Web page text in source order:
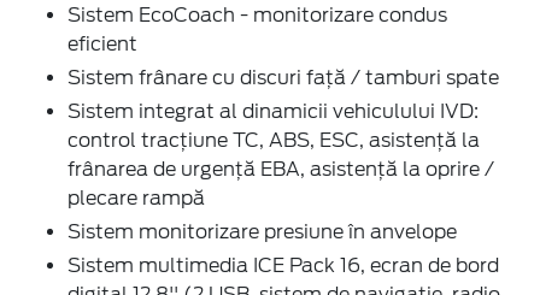
Sistem EcoCoach - monitorizare condus
eficient
Sistem frânare cu discuri față / tamburi spate
Sistem integrat al dinamicii vehiculului IVD:
control tracțiune TC, ABS, ESC, asistență la
frânarea de urgență EBA, asistență la oprire /
plecare rampă
Sistem monitorizare presiune în anvelope
Sistem multimedia ICE Pack 16, ecran de bord